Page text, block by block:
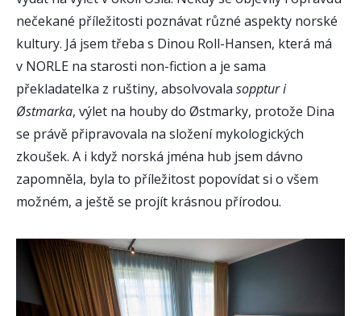
nečekané příležitosti poznávat různé aspekty norské
kultury. Já jsem třeba s Dinou Roll-Hansen, která má
v NORLE na starosti non-fiction a je sama
překladatelka z ruštiny, absolvovala sopptur i
Østmarka, výlet na houby do Østmarky, protože Dina
se právě připravovala na složení mykologických
zkoušek. A i když norská jména hub jsem dávno
zapomněla, byla to příležitost popovídat si o všem
možném, a ještě se projít krásnou přírodou.